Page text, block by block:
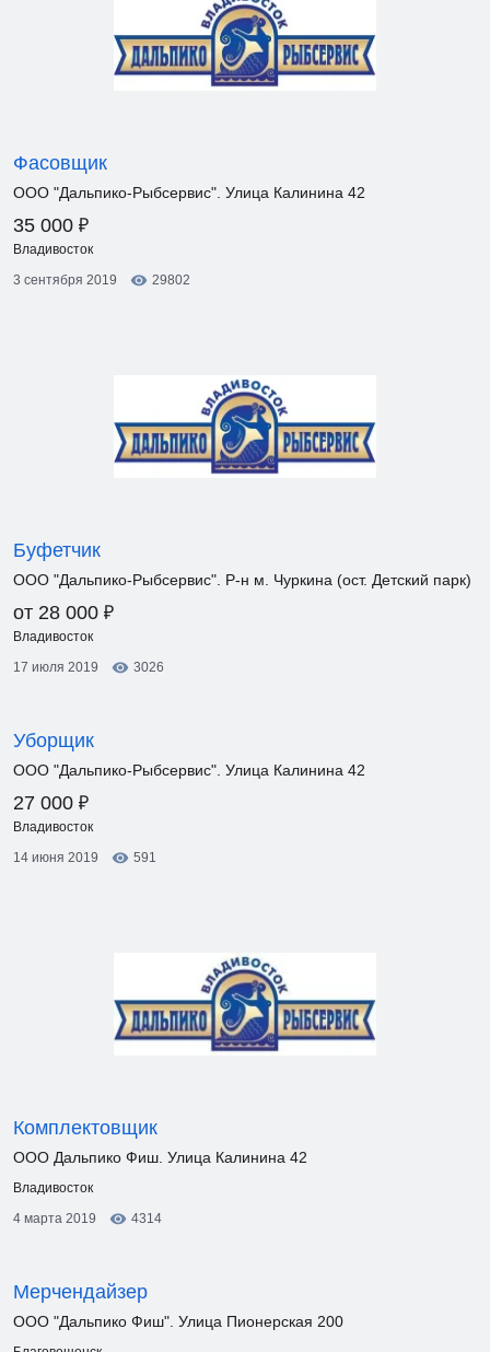
Фасовщик
ООО "Дальпико-Рыбсервис". Улица Калинина 42
35 000 ₽
Владивосток
3 сентября 2019
29802
Буфетчик
ООО "Дальпико-Рыбсервис". Р-н м. Чуркина (ост. Детский парк)
от 28 000 ₽
Владивосток
17 июля 2019
3026
Уборщик
ООО "Дальпико-Рыбсервис". Улица Калинина 42
27 000 ₽
Владивосток
14 июня 2019
591
Комплектовщик
ООО Дальпико Фиш. Улица Калинина 42
Владивосток
4 марта 2019
4314
Мерчендайзер
ООО "Дальпико Фиш". Улица Пионерская 200